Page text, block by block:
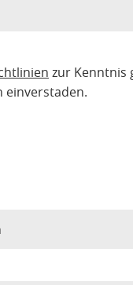
zur Kenntnis
einverstaden.